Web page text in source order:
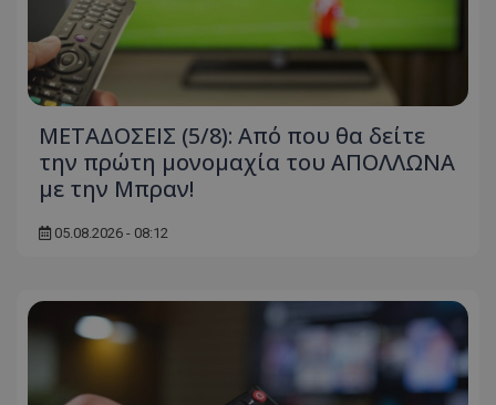
ΜΕΤΑΔΟΣΕΙΣ (5/8): Από που θα δείτε
την πρώτη μονομαχία του ΑΠΟΛΛΩΝΑ
με την Μπραν!
05.08.2026 - 08:12